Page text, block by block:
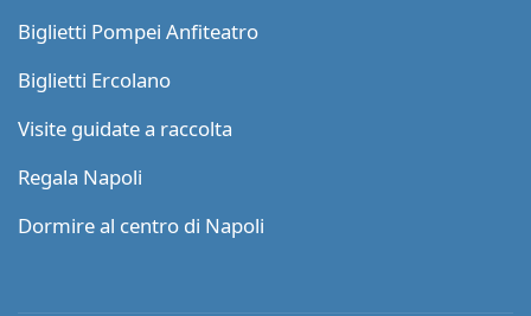
Biglietti Pompei Anfiteatro
Biglietti Ercolano
Visite guidate a raccolta
Regala Napoli
Dormire al centro di Napoli